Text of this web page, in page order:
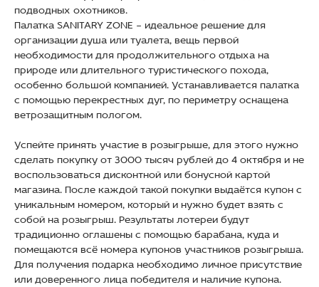
подводных охотников.
Палатка SANITARY ZONE – идеальное решение для
организации душа или туалета, вещь первой
необходимости для продолжительного отдыха на
природе или длительного туристического похода,
особенно большой компанией. Устанавливается палатка
с помощью перекрестных дуг, по периметру оснащена
ветрозащитным пологом.
Успейте принять участие в розыгрыше, для этого нужно
сделать покупку от 3000 тысяч рублей до 4 октября и не
воспользоваться дисконтной или бонусной картой
магазина. После каждой такой покупки выдаётся купон с
уникальным номером, который и нужно будет взять с
собой на розыгрыш. Результаты лотереи будут
традиционно оглашены с помощью барабана, куда и
помещаются всё номера купонов участников розыгрыша.
Для получения подарка необходимо личное присутствие
или доверенного лица победителя и наличие купона.